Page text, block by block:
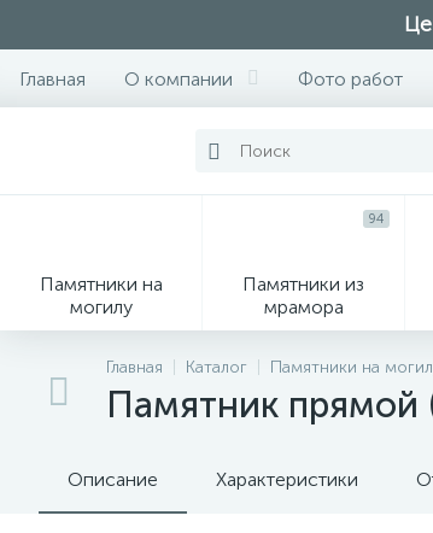
Главная О компании Фото работ
Памятники на
могилу
Памятники из
мрамора
94
Главная Каталог Памятники на
Памятник прямой
Описание Характеристики